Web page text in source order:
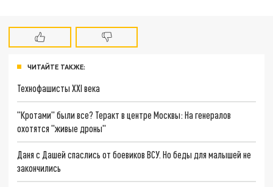
ЧИТАЙТЕ ТАКЖЕ:
Технофашисты XXI века
"Кротами" были все? Теракт в центре Москвы: На генералов
охотятся "живые дроны"
Даня с Дашей спаслись от боевиков ВСУ. Но беды для малышей не
закончились